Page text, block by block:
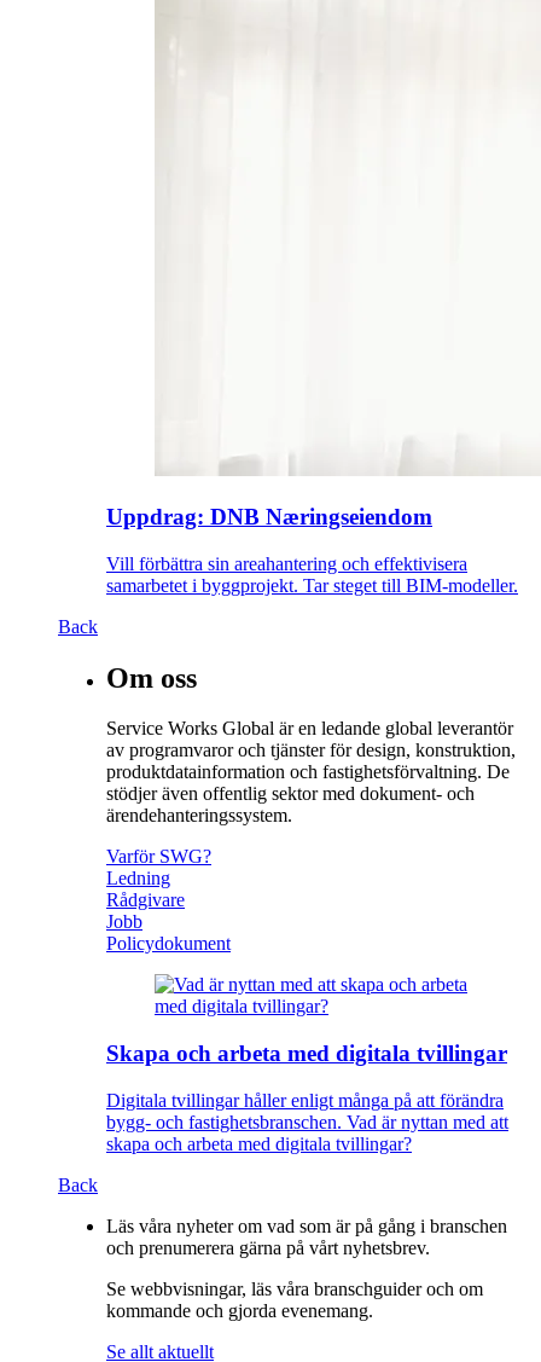
Uppdrag: DNB Næringseiendom
Vill förbättra sin areahantering och effektivisera
samarbetet i byggprojekt. Tar steget till BIM-modeller.
Back
Om oss
Service Works Global är en ledande global leverantör
av programvaror och tjänster för design, konstruktion,
produktdatainformation och fastighetsförvaltning. De
stödjer även offentlig sektor med dokument- och
ärendehanteringssystem.
Varför SWG?
Ledning
Rådgivare
Jobb
Policydokument
Skapa och arbeta med digitala tvillingar
Digitala tvillingar håller enligt många på att förändra
bygg- och fastighetsbranschen. Vad är nyttan med att
skapa och arbeta med digitala tvillingar?
Back
Läs våra nyheter om vad som är på gång i branschen
och prenumerera gärna på vårt nyhetsbrev.
Se webbvisningar, läs våra branschguider och om
kommande och gjorda evenemang.
Se allt aktuellt